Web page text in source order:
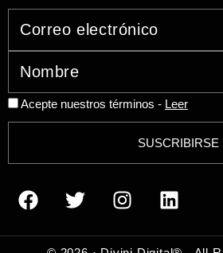
Acepte nuestros términos - Leer
SUSCRIBIRSE